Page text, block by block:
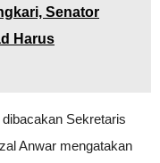
Senator
Harus
Sekretaris
Anwar mengatakan